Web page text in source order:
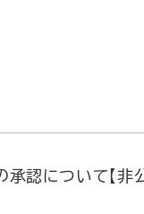
承認について【非